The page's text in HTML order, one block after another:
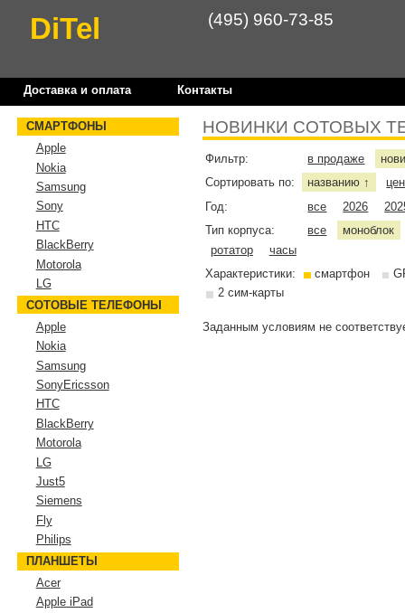
DiTel (495) 960-73-85
Доставка и оплата Контакты
НОВИНКИ СОТОВЫХ
Фильтр: в продаже
Сортировать по:
названию ↑
Год:
все 2026
Тип корпуса:
все
моноблок
ротатор
часы
Характеристики:
смартфон
2 сим-карты
Заданным условиям не
СМАРТФОНЫ
Apple
Nokia
Samsung
Sony
HTC
BlackBerry
Motorola
LG
СОТОВЫЕ ТЕЛЕФОНЫ
Apple
Nokia
Samsung
SonyEricsson
HTC
BlackBerry
Motorola
LG
Just5
Siemens
Fly
Philips
ПЛАНШЕТЫ
Acer
Apple iPad